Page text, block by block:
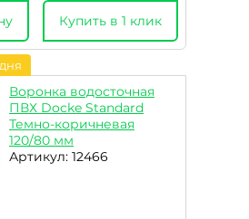
Купить в 1 клик
Воронка водосточная
ПВХ Docke Standard
Темно-коричневая
120/80 мм
Артикул: 12466